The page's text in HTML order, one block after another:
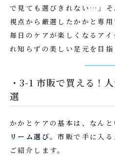
で見ても選びきれない…」そ
視点から厳選したかかと専用
毎日のケアが楽しくなるア
れ知らずの美しい足元を目指
・3-1 市販で買える！
選
かかとケアの基本は、なんと
リーム選び。市販で手に入
ご紹介します。